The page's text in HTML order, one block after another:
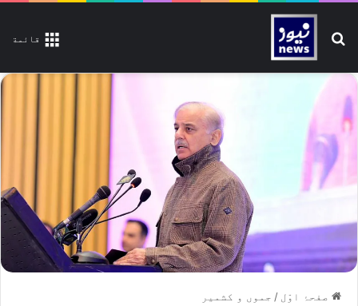
قائمة تلاش کیجیے
صفحۂ اوّل / جموں و کشمیر